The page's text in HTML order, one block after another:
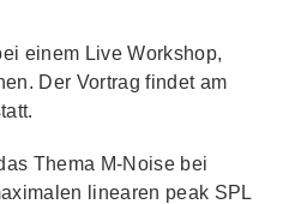
einem Live Workshop,
Der Vortrag findet am
Thema M-Noise bei
linearen peak SPL